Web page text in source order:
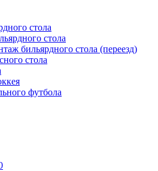
стола
стола
бильярдного стола (переезд)
стола
футбола